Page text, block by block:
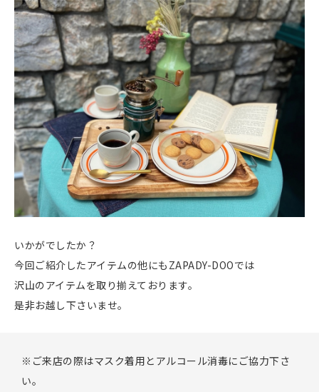
いかがでしたか？
今回ご紹介したアイテムの他にもZAPADY-DOOでは
沢山のアイテムを取り揃えております。
是非お越し下さいませ。
※ご来店の際はマスク着用とアルコール消毒にご協力下さ
い。